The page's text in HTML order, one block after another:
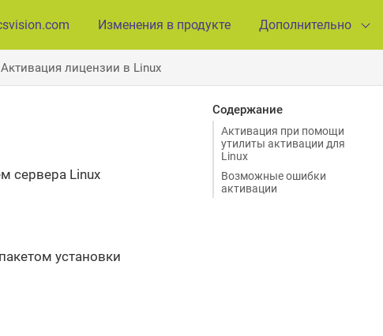
Изменения в продукте Дополнительно
Активация лицензии в Linux
Содержание
Активация при помощи
утилиты активации для
Linux
Возможные ошибки
активации
сервера Linux
установки